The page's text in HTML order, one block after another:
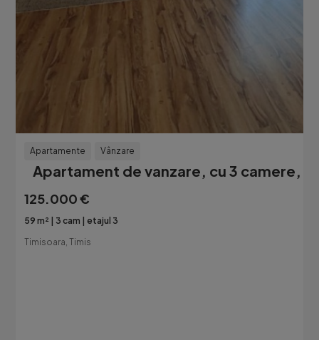
Apartamente Vânzare
Apartament de vanzare, cu 3 camere,
125.000 €
59 m² 3 cam
etajul 3
Timisoara, Timis